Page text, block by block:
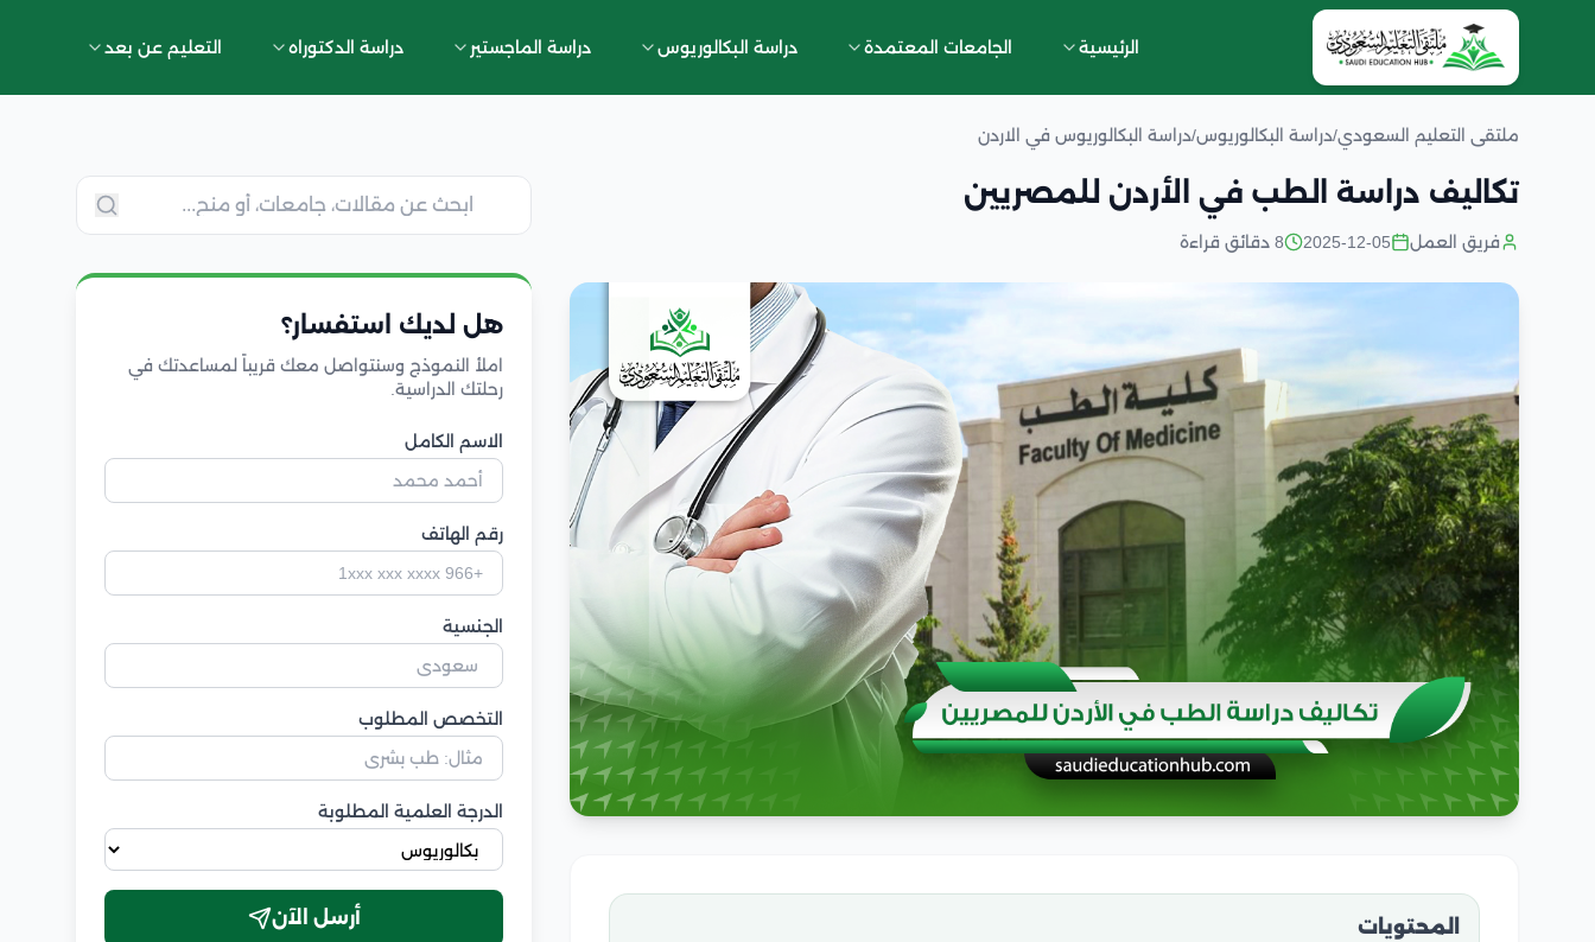
الرئيسية الجامعات المعتمدة دراسة البكالوريوس دراسة الماجستير دراسة الدكتوراه التعليم عن بعد
ملتقى التعليم السعودي/دراسة البكالوريوس/دراسة البكالوريوس في الاردن
تكاليف دراسة الطب في الأردن للمصريين
فريق العمل 2025-12-05 8 دقائق قراءة
المحتويات
هل لديك استفسار؟
املأ النموذج وسنتواصل معك قريباً لمساعدتك في
رحلتك الدراسية.
الاسم الكامل
رقم الهاتف
الجنسية
التخصص المطلوب
الدرجة العلمية المطلوبة
أرسل الآن